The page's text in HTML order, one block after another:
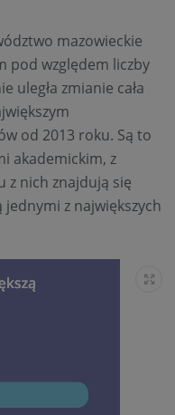
mazowieckie
pod względem liczby
uległa zmianie cała
od 2013 roku. Są to
akademickim, z
z nich znajdują się
z największych